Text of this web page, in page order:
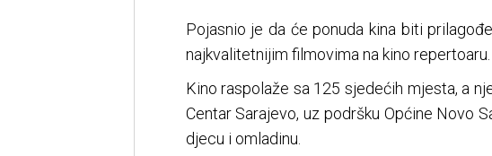
Pojasnio je da će ponuda kina biti
najkvalitetnijim filmovima na kino repertoaru.
Kino raspolaže sa 125 sjedećih mjesta, a
Centar Sarajevo, uz podršku Općine Novo
djecu i omladinu.